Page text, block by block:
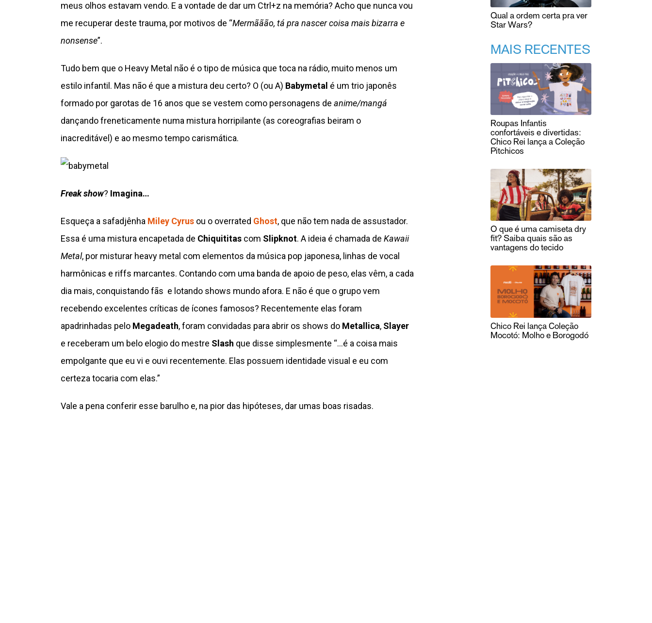
meus olhos estavam vendo. E a vontade de dar um Ctrl+z na memória? Acho que nunca vou
me recuperar deste trauma, por motivos de “Mermããão, tá pra nascer coisa mais bizarra e
nonsense”.
Tudo bem que o Heavy Metal não é o tipo de música que toca na rádio, muito menos um
estilo infantil. Mas não é que a mistura deu certo? O (ou A) Babymetal é um trio japonês
formado por garotas de 16 anos que se vestem como personagens deanime/mangá
dançando freneticamente numa mistura horripilante (as coreografias beiram o
inacreditável) e ao mesmo tempo carismática.
Freak show? Imagina…
Esqueça a safadjênha Miley Cyrus ou o overrated Ghost, que não tem nada de assustador.
Essa é uma mistura encapetada de Chiquititas com Slipknot. A ideia é chamada deKawaii
Metal, por misturar heavy metal com elementos da música pop japonesa, linhas de vocal
harmônicas e riffs marcantes. Contando com uma banda de apoio de peso, elas vêm, a cada
dia mais, conquistando fãs e lotando shows mundo afora. E não é que o grupo vem
recebendo excelentes críticas de ícones famosos? Recentemente elas foram
apadrinhadas pelo Megadeath, foram convidadas para abrir os shows do Metallica, Slayer
e receberam um belo elogio do mestre Slash que disse simplesmente “…é a coisa mais
empolgante que eu vi e ouvi recentemente. Elas possuem identidade visual e eu com
certeza tocaria com elas.”
Vale a pena conferir esse barulho e, na pior das hipóteses, dar umas boas risadas.
Qual a ordem certa pra ver
Star Wars?
MAIS RECENTES
Roupas Infantis
confortáveis e divertidas:
Chico Rei lança a Coleção
Pitchicos
O que é uma camiseta dry
fit? Saiba quais são as
vantagens do tecido
Chico Rei lança Coleção
Mocotó: Molho e Borogodó